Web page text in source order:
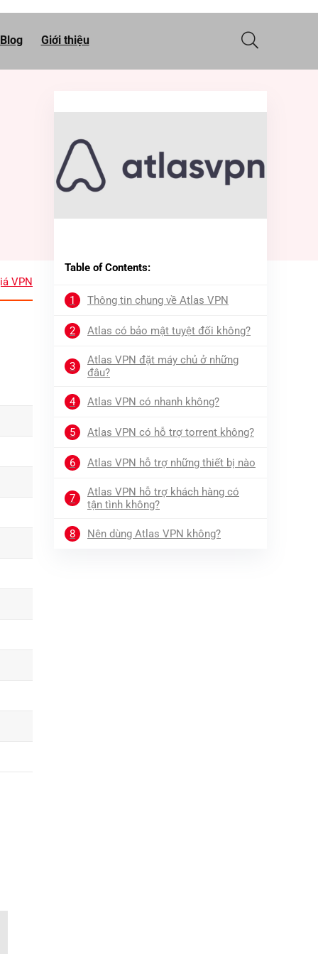
Blog Giới thiệu
Table of Contents:
1 Thông tin chung về Atlas VPN
2 Atlas có bảo mật tuyệt đối không?
3
Atlas VPN đặt máy chủ ở những
đâu?
4 Atlas VPN có nhanh không?
5 Atlas VPN có hỗ trợ torrent không?
6 Atlas VPN hỗ trợ những thiết bị nào
7
Atlas VPN hỗ trợ khách hàng có
tận tình không?
8 Nên dùng Atlas VPN không?
VPN